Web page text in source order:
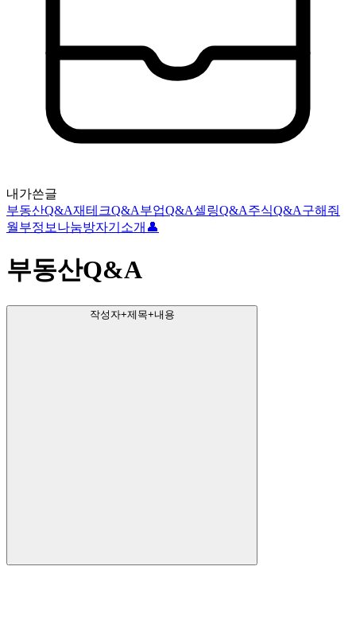
내가쓴글
부동산Q&A재테크Q&A부업Q&A셀링Q&A주식Q&A구해줘
월부정보나눔방자기소개👤
부동산Q&A
작성자+제목+내용